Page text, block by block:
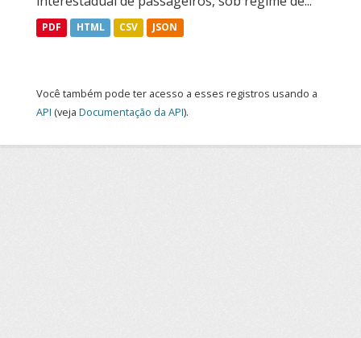
PDF HTML CSV JSON
Você também pode ter acesso a esses registros usando a
API (veja Documentação da API).